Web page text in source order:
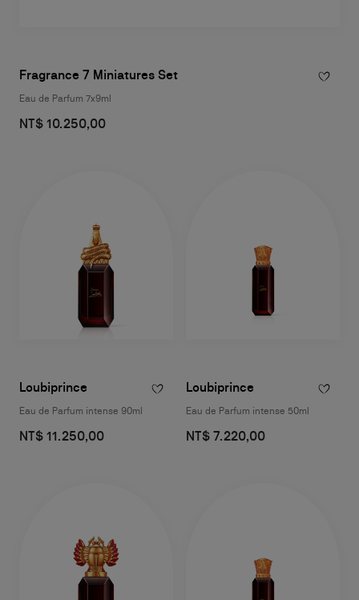
Fragrance 7 Miniatures Set
Eau de Parfum 7x9ml
NT$ 10.250,00
Loubiprince
Eau de Parfum intense 90ml
NT$ 11.250,00
Loubiprince
Eau de Parfum intense 50ml
NT$ 7.220,00